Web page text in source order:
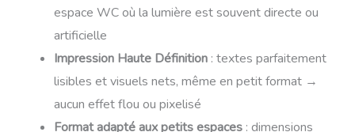
espace WC où la lumière est souvent directe ou
artificielle
Impression Haute Définition : textes parfaitement
lisibles et visuels nets, même en petit format →
aucun effet flou ou pixelisé
Format adapté aux petits espaces : dimensions